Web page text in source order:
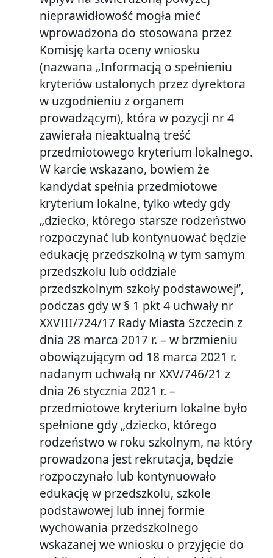
nieprawidłowość mogła mieć
wprowadzona do stosowana przez
Komisję karta oceny wniosku
(nazwana „Informacją o spełnieniu
kryteriów ustalonych przez dyrektora
w uzgodnieniu z organem
prowadzącym), która w pozycji nr 4
zawierała nieaktualną treść
przedmiotowego kryterium lokalnego.
W karcie wskazano, bowiem że
kandydat spełnia przedmiotowe
kryterium lokalne, tylko wtedy gdy
„dziecko, którego starsze rodzeństwo
rozpoczynać lub kontynuować będzie
edukację przedszkolną w tym samym
przedszkolu lub oddziale
przedszkolnym szkoły podstawowej”,
podczas gdy w § 1 pkt 4 uchwały nr
XXVIII/724/17 Rady Miasta Szczecin z
dnia 28 marca 2017 r. – w brzmieniu
obowiązującym od 18 marca 2021 r.
nadanym uchwałą nr XXV/746/21 z
dnia 26 stycznia 2021 r. –
przedmiotowe kryterium lokalne było
spełnione gdy „dziecko, którego
rodzeństwo w roku szkolnym, na który
prowadzona jest rekrutacja, będzie
rozpoczynało lub kontynuowało
edukację w przedszkolu, szkole
podstawowej lub innej formie
wychowania przedszkolnego
wskazanej we wniosku o przyjęcie do